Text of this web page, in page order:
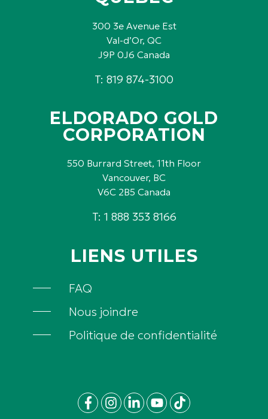
300 3e Avenue Est
Val-d’Or, QC
J9P 0J6 Canada
T: 819 874-3100
ELDORADO GOLD
CORPORATION
550 Burrard Street, 11th Floor
Vancouver, BC
V6C 2B5 Canada
T: 1 888 353 8166
LIENS UTILES
FAQ
Nous joindre
Politique de confidentialité